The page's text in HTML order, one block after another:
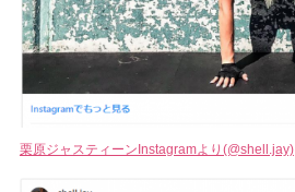
栗原ジャスティーンInstagramより(@shell.jay)